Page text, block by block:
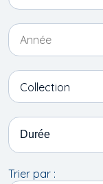
Année
Collection
Collection
Durée
Trier par :